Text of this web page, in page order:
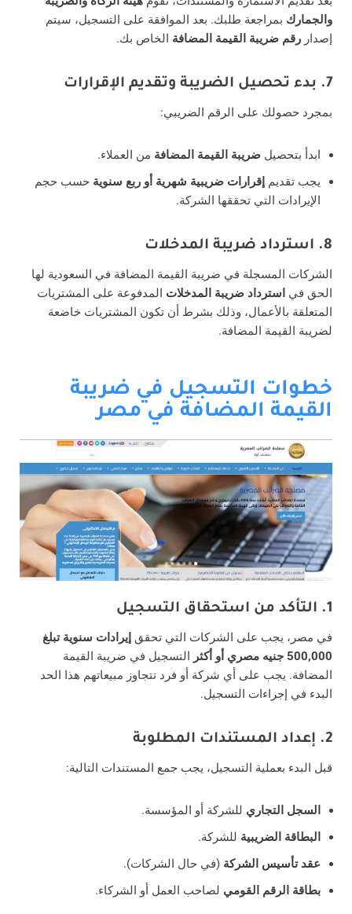
والجمارك بمراجعة طلبك. بعد الموافقة على التسجيل، سيتم
إصدار رقم ضريبة القيمة المضافة الخاص بك.
7. بدء تحصيل الضريبة وتقديم الإقرارات
بمجرد حصولك على الرقم الضريبي:
ابدأ بتحصيل ضريبة القيمة المضافة من العملاء.
يجب تقديم إقرارات ضريبية شهرية أو ربع سنوية حسب حجم
الإيرادات التي تحققها الشركة.
8. استرداد ضريبة المدخلات
الشركات المسجلة في ضريبة القيمة المضافة في السعودية لها
الحق في استرداد ضريبة المدخلات المدفوعة على المشتريات
المتعلقة بالأعمال، وذلك بشرط أن تكون المشتريات خاضعة
لضريبة القيمة المضافة.
خطوات التسجيل في ضريبة
القيمة المضافة في مصر
1. التأكد من استحقاق التسجيل
في مصر، يجب على الشركات التي تحقق إيرادات سنوية تبلغ
500,000 جنيه مصري أو أكثر
التسجيل في ضريبة القيمة
المضافة. يجب على أي شركة أو فرد تتجاوز مبيعاتهم هذا الحد
البدء في إجراءات التسجيل.
2. إعداد المستندات المطلوبة
قبل البدء بعملية التسجيل، يجب جمع المستندات التالية:
السجل التجاري للشركة أو المؤسسة.
البطاقة الضريبية للشركة.
عقد تأسيس الشركة (في حال الشركات).
بطاقة الرقم القومي لصاحب العمل أو الشركاء.